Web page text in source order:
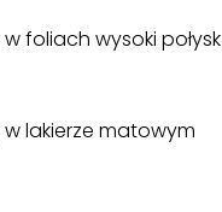
foliach wysoki połysk
lakierze matowym